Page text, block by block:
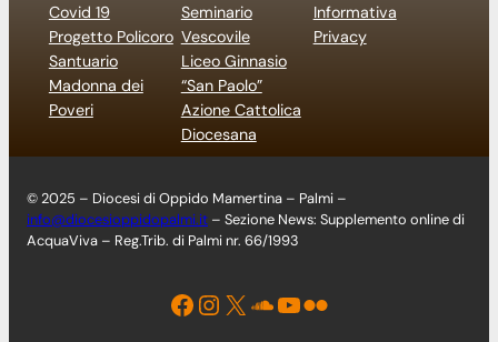
Covid 19
Progetto Policoro
Santuario
Madonna dei
Poveri
Seminario
Vescovile
Liceo Ginnasio
“San Paolo”
Azione Cattolica
Diocesana
Informativa
Privacy
© 2025 – Diocesi di Oppido Mamertina – Palmi –
info@diocesioppidopalmi.it – Sezione News: Supplemento online di
AcquaViva – Reg.Trib. di Palmi nr. 66/1993
Facebook Instagram X Soundcloud YouTube Flickr